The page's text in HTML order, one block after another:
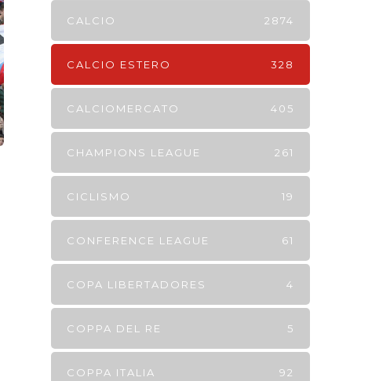
CALCIO 2874
CALCIO ESTERO 328
CALCIOMERCATO 405
CHAMPIONS LEAGUE 261
CICLISMO 19
CONFERENCE LEAGUE 61
COPA LIBERTADORES 4
COPPA DEL RE 5
COPPA ITALIA 92